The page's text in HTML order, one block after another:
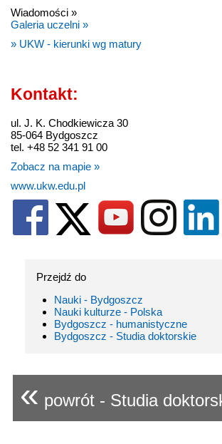
Wiadomości »
Galeria uczelni »
» UKW - kierunki wg matury
Kontakt:
ul. J. K. Chodkiewicza 30
85-064 Bydgoszcz
tel. +48 52 341 91 00
Zobacz na mapie »
www.ukw.edu.pl
Przejdź do
Nauki - Bydgoszcz
Nauki kulturze - Polska
Bydgoszcz - humanistyczne
Bydgoszcz - Studia doktorskie
« powrót - Studia